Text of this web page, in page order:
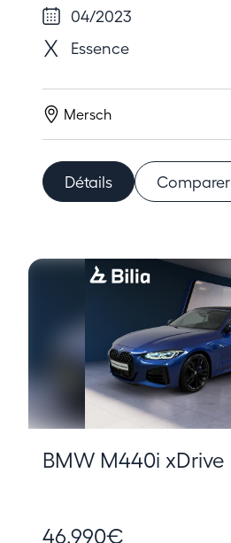
04/2023
Essence
Mersch
Détails Comparer
BMW M440i xDrive
46.990€